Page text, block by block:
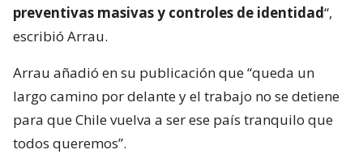
preventivas masivas y controles de identidad“,
escribió Arrau.
Arrau añadió en su publicación que “queda un
largo camino por delante y el trabajo no se detiene
para que Chile vuelva a ser ese país tranquilo que
todos queremos”.